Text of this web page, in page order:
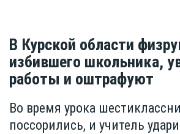
В Курской области
избившего школьника,
работы и оштрафуют
Во время урока
поссорились, и учитель